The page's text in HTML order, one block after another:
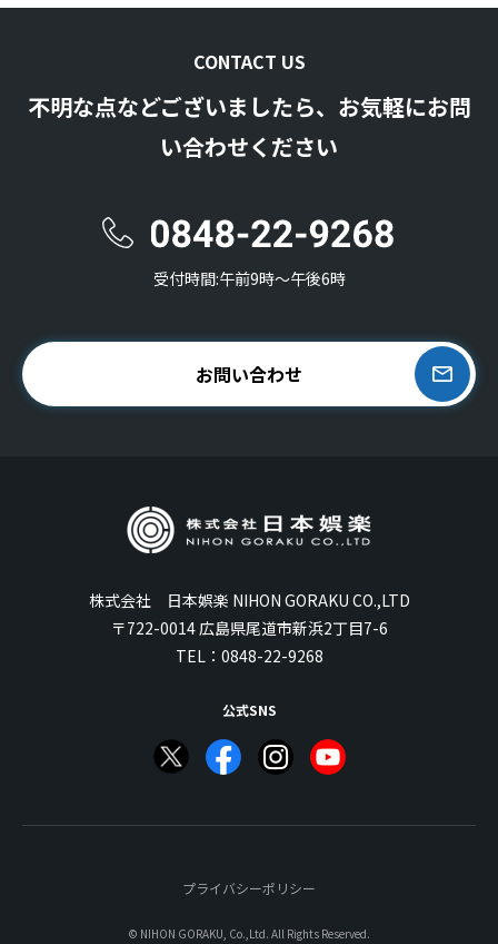
CONTACT US
不明な点などございましたら、お気軽にお問
い合わせください
受付時間:午前9時〜午後6時
お問い合わせ
株式会社 日本娯楽 NIHON GORAKU CO.,LTD
〒722-0014 広島県尾道市新浜2丁目7-6
TEL： 0848-22-9268
公式SNS
プライバシーポリシー
© NIHON GORAKU, Co.,Ltd. All Rights Reserved.